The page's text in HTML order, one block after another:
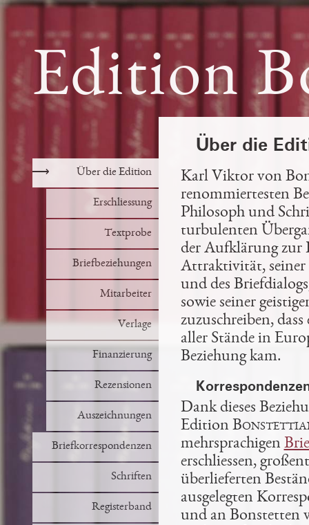
Edition
⟶ Über die Edition
Erschliessung
Textprobe
Briefbeziehungen
Mitarbeiter
Verlage
Finanzierung
Rezensionen
Auszeichnungen
Briefkorrespondenzen
Schriften
Registerband
Über die
Karl Viktor von
renommiertesten
Philosoph und
turbulenten
der Aufklärung zur
Attraktivität, seiner
und des
sowie seiner
zuzuschreiben,
aller Stände in
Beziehung kam.
Dank dieses
Edition
mehrsprachigen
erschliessen,
überlieferten
ausgelegten
und an Bonstetten